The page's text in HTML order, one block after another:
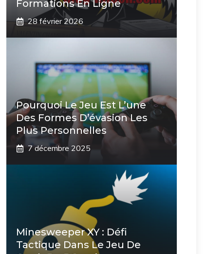
Formations En Ligne
28 février 2026
Pourquoi Le Jeu Est L’une
Des Formes D’évasion Les
Plus Personnelles
7 décembre 2025
Minesweeper XY : Défi
Tactique Dans Le Jeu De